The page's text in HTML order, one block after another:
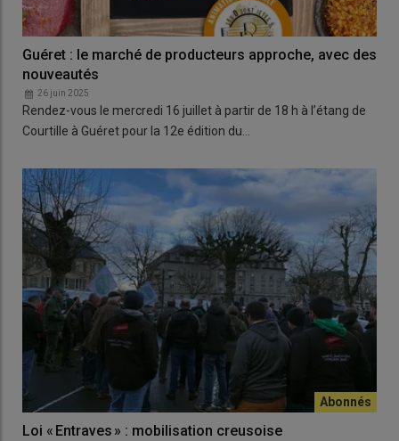
Guéret : le marché de producteurs approche, avec des
nouveautés
26 juin 2025
Rendez-vous le mercredi 16 juillet à partir de 18 h à l’étang de
Courtille à Guéret pour la 12e édition du…
Loi « Entraves » : mobilisation creusoise